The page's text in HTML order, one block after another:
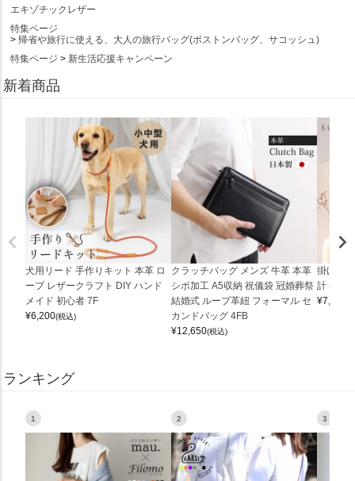
エキゾチックレザー
特集ページ
帰省や旅行に使える、大人の旅行バッグ(ボストンバッグ、サコッシュ)
特集ページ
新生活応援キャンペーン
新着商品
犬用リード 手作りキット 本革 ロ
ープ レザークラフト DIY ハンド
メイド 初心者 7F
¥6,200(税込)
クラッチバッグ メンズ 牛革 本革
シボ加工 A5収納 祝儀袋 冠婚葬祭
結婚式 ループ革紐 フォーマル セ
カンドバッグ 4FB
¥12,650(税込)
掛け時
計
¥7,150
ランキング
1 2 3